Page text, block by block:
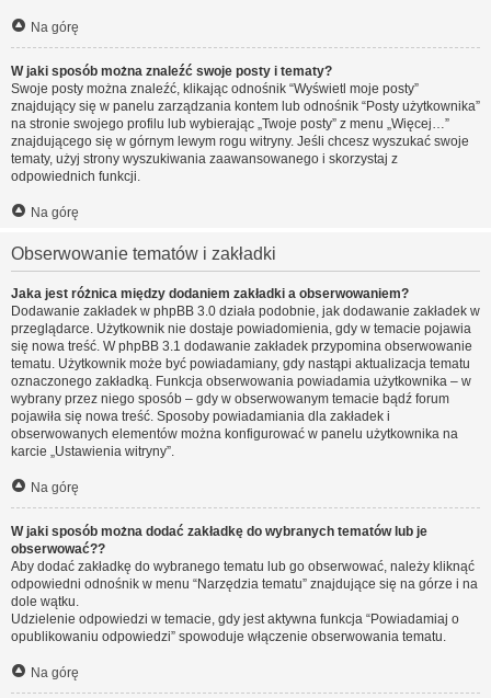
Na górę
W jaki sposób można znaleźć swoje posty i tematy?
Swoje posty można znaleźć, klikając odnośnik “Wyświetl moje posty”
znajdujący się w panelu zarządzania kontem lub odnośnik “Posty użytkownika”
na stronie swojego profilu lub wybierając „Twoje posty” z menu „Więcej…”
znajdującego się w górnym lewym rogu witryny. Jeśli chcesz wyszukać swoje
tematy, użyj strony wyszukiwania zaawansowanego i skorzystaj z
odpowiednich funkcji.
Na górę
Obserwowanie tematów i zakładki
Jaka jest różnica między dodaniem zakładki a obserwowaniem?
Dodawanie zakładek w phpBB 3.0 działa podobnie, jak dodawanie zakładek w
przeglądarce. Użytkownik nie dostaje powiadomienia, gdy w temacie pojawia
się nowa treść. W phpBB 3.1 dodawanie zakładek przypomina obserwowanie
tematu. Użytkownik może być powiadamiany, gdy nastąpi aktualizacja tematu
oznaczonego zakładką. Funkcja obserwowania powiadamia użytkownika – w
wybrany przez niego sposób – gdy w obserwowanym temacie bądź forum
pojawiła się nowa treść. Sposoby powiadamiania dla zakładek i
obserwowanych elementów można konfigurować w panelu użytkownika na
karcie „Ustawienia witryny”.
Na górę
W jaki sposób można dodać zakładkę do wybranych tematów lub je
obserwować??
Aby dodać zakładkę do wybranego tematu lub go obserwować, należy kliknąć
odpowiedni odnośnik w menu “Narzędzia tematu” znajdujące się na górze i na
dole wątku.
Udzielenie odpowiedzi w temacie, gdy jest aktywna funkcja “Powiadamiaj o
opublikowaniu odpowiedzi” spowoduje włączenie obserwowania tematu.
Na górę